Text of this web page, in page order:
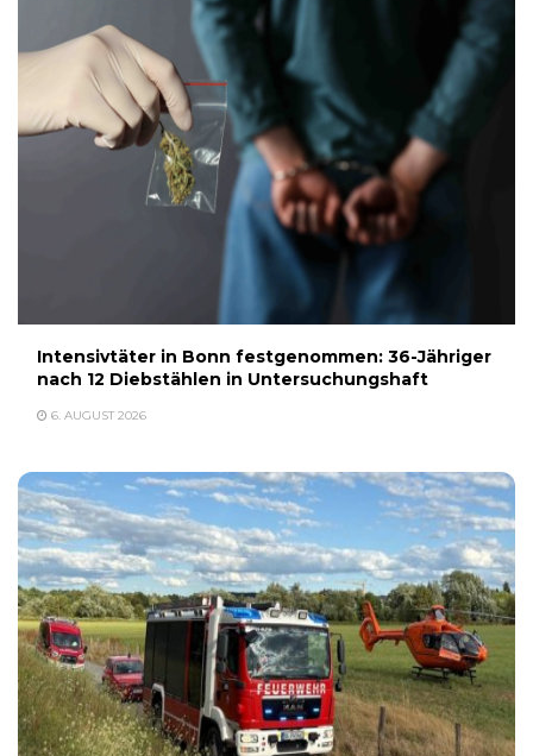
Intensivtäter in Bonn festgenommen: 36-Jähriger
nach 12 Diebstählen in Untersuchungshaft
6. AUGUST 2026